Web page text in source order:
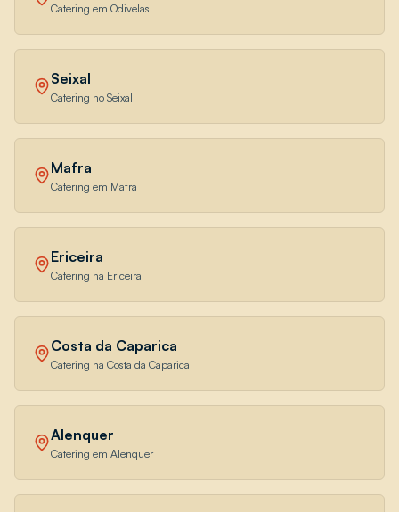
Catering em Odivelas
Seixal
Catering no Seixal
Mafra
Catering em Mafra
Ericeira
Catering na Ericeira
Costa da Caparica
Catering na Costa da Caparica
Alenquer
Catering em Alenquer